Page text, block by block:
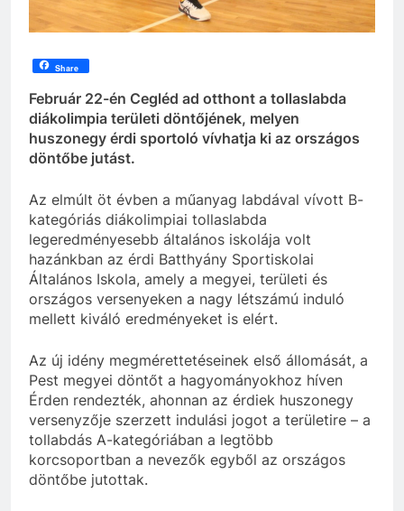
Share
Február 22-én Cegléd ad otthont a tollaslabda
diákolimpia területi döntőjének, melyen
huszonegy érdi sportoló vívhatja ki az országos
döntőbe jutást.
Az elmúlt öt évben a műanyag labdával vívott B-
kategóriás diákolimpiai tollaslabda
legeredményesebb általános iskolája volt
hazánkban az érdi Batthyány Sportiskolai
Általános Iskola, amely a megyei, területi és
országos versenyeken a nagy létszámú induló
mellett kiváló eredményeket is elért.
Az új idény megmérettetéseinek első állomását, a
Pest megyei döntőt a hagyományokhoz híven
Érden rendezték, ahonnan az érdiek huszonegy
versenyzője szerzett indulási jogot a területire – a
tollabdás A-kategóriában a legtöbb
korcsoportban a nevezők egyből az országos
döntőbe jutottak.